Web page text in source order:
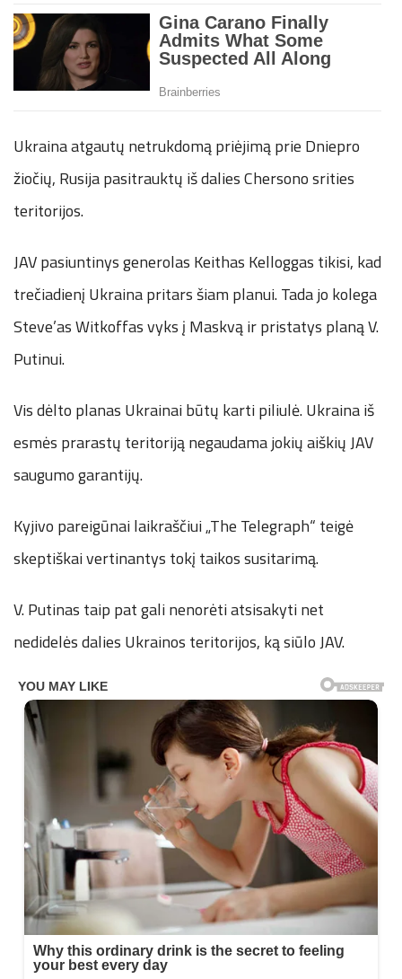
Ukraina atgautų netrukdomą priėjimą prie Dniepro
žiočių, Rusija pasitrauktų iš dalies Chersono srities
teritorijos.
JAV pasiuntinys generolas Keithas Kelloggas tikisi, kad
trečiadienį Ukraina pritars šiam planui. Tada jo kolega
Steve’as Witkoffas vyks į Maskvą ir pristatys planą V.
Putinui.
Vis dėlto planas Ukrainai būtų karti piliulė. Ukraina iš
esmės prarastų teritoriją negaudama jokių aiškių JAV
saugumo garantijų.
Kyjivo pareigūnai laikraščiui „The Telegraph“ teigė
skeptiškai vertinantys tokį taikos susitarimą.
V. Putinas taip pat gali nenorėti atsisakyti net
nedidelės dalies Ukrainos teritorijos, ką siūlo JAV.